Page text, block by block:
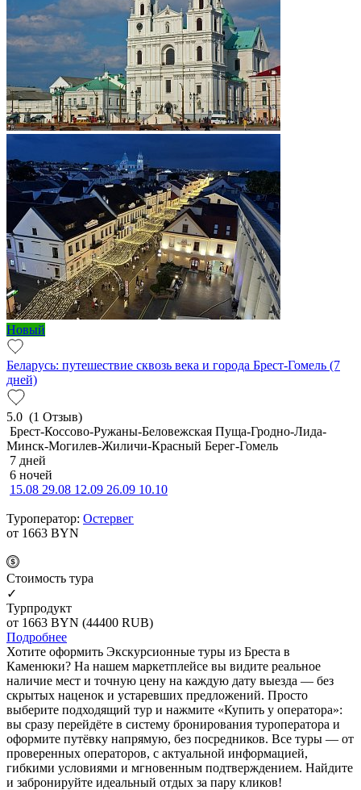
Новый
Беларусь: путешествие сквозь века и города Брест-Гомель (7
дней)
5.0 (1 Отзыв)
Брест-Коссово-Ружаны-Беловежская Пуща-Гродно-Лида-
Минск-Могилев-Жиличи-Красный Берег-Гомель
7 дней
6 ночей
15.08 29.08 12.09 26.09 10.10
Туроператор: Остервег
от 1663 BYN
Cтоимость тура
✓
Турпродукт
от 1663 BYN (44400 RUB)
Подробнее
Хотите оформить Экскурсионные туры из Бреста в
Каменюки? На нашем маркетплейсе вы видите реальное
наличие мест и точную цену на каждую дату выезда — без
скрытых наценок и устаревших предложений. Просто
выберите подходящий тур и нажмите «Купить у оператора»:
вы сразу перейдёте в систему бронирования туроператора и
оформите путёвку напрямую, без посредников. Все туры — от
проверенных операторов, с актуальной информацией,
гибкими условиями и мгновенным подтверждением. Найдите
и забронируйте идеальный отдых за пару кликов!